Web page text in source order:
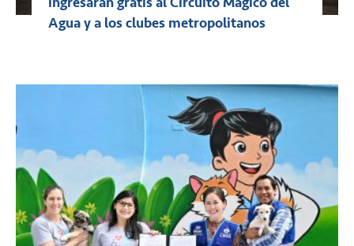
Agua y a los clubes metropolitanos